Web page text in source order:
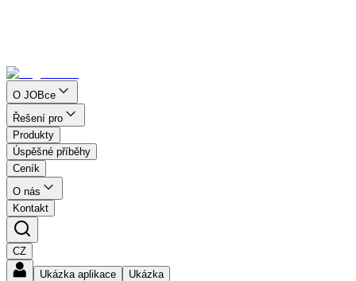
O JOBce
Řešení pro
Produkty
Úspěšné příběhy
Ceník
O nás
Kontakt
CZ
Ukázka aplikace
Ukázka